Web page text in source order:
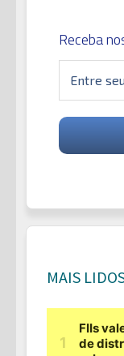
Receba
MAIS